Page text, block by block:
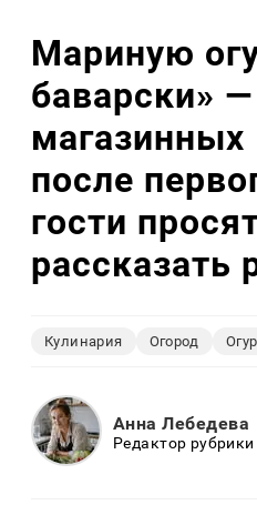
Мариную
баварски»
магазинных
после
гости
рассказать
Кулинария Огород
Анна Лебедева
Редактор